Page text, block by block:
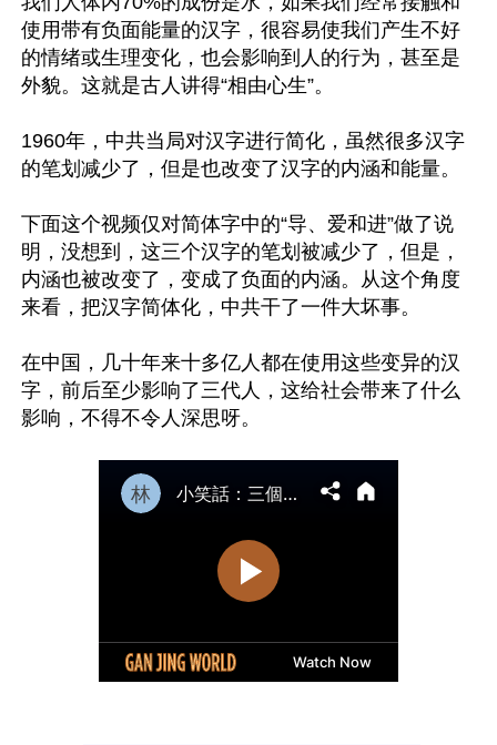
使用带有负面能量的汉字，很容易使我们产生不好
的情绪或生理变化，也会影响到人的行为，甚至是
外貌。这就是古人讲得“相由心生”。
1960年，中共当局对汉字进行简化，虽然很多汉字
的笔划减少了，但是也改变了汉字的内涵和能量。
下面这个视频仅对简体字中的“导、爱和进”做了说
明，没想到，这三个汉字的笔划被减少了，但是，
内涵也被改变了，变成了负面的内涵。从这个角度
来看，把汉字简体化，中共干了一件大坏事。
在中国，几十年来十多亿人都在使用这些变异的汉
字，前后至少影响了三代人，这给社会带来了什么